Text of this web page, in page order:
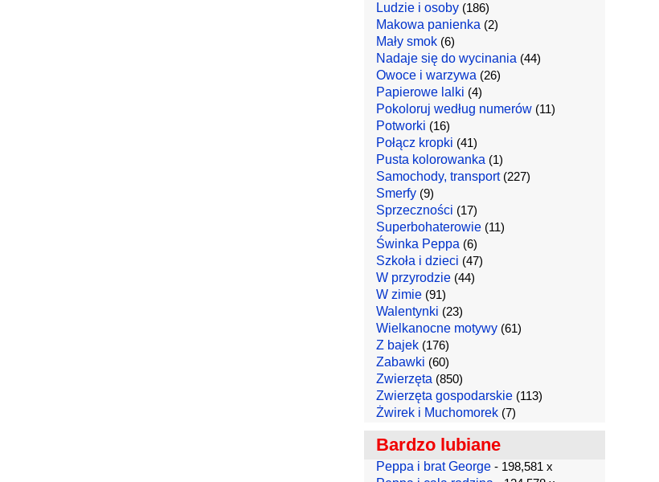
Ludzie i osoby(186)
Makowa panienka (2)
Mały smok(6)
Nadaje się do wycinania (44)
Owoce i warzywa (26)
Papierowe lalki (4)
Pokoloruj według numerów(11)
Potworki (16)
Połącz kropki (41)
Pusta kolorowanka (1)
Samochody, transport(227)
Smerfy(9)
Sprzeczności (17)
Superbohaterowie(11)
Świnka Peppa (6)
Szkoła i dzieci (47)
W przyrodzie(44)
W zimie(91)
Walentynki (23)
Wielkanocne motywy(61)
Z bajek(176)
Zabawki (60)
Zwierzęta (850)
Zwierzęta gospodarskie(113)
Żwirek i Muchomorek(7)
Bardzo lubiane
Peppa i brat George- 198,581 x